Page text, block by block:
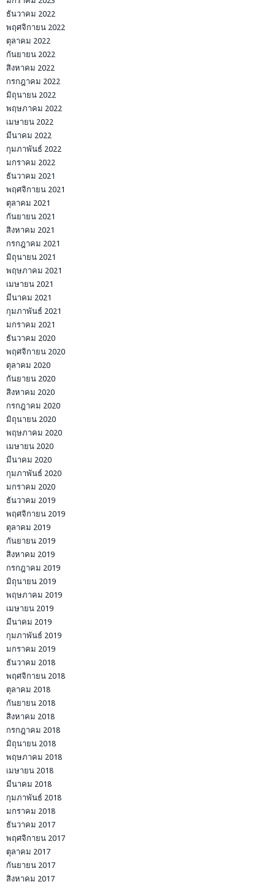
ธันวาคม 2022
พฤศจิกายน 2022
ตุลาคม 2022
กันยายน 2022
สิงหาคม 2022
กรกฎาคม 2022
มิถุนายน 2022
พฤษภาคม 2022
เมษายน 2022
มีนาคม 2022
กุมภาพันธ์ 2022
มกราคม 2022
ธันวาคม 2021
พฤศจิกายน 2021
ตุลาคม 2021
กันยายน 2021
สิงหาคม 2021
กรกฎาคม 2021
มิถุนายน 2021
พฤษภาคม 2021
เมษายน 2021
มีนาคม 2021
กุมภาพันธ์ 2021
มกราคม 2021
ธันวาคม 2020
พฤศจิกายน 2020
ตุลาคม 2020
กันยายน 2020
สิงหาคม 2020
กรกฎาคม 2020
มิถุนายน 2020
พฤษภาคม 2020
เมษายน 2020
มีนาคม 2020
กุมภาพันธ์ 2020
มกราคม 2020
ธันวาคม 2019
พฤศจิกายน 2019
ตุลาคม 2019
กันยายน 2019
สิงหาคม 2019
กรกฎาคม 2019
มิถุนายน 2019
พฤษภาคม 2019
เมษายน 2019
มีนาคม 2019
กุมภาพันธ์ 2019
มกราคม 2019
ธันวาคม 2018
พฤศจิกายน 2018
ตุลาคม 2018
กันยายน 2018
สิงหาคม 2018
กรกฎาคม 2018
มิถุนายน 2018
พฤษภาคม 2018
เมษายน 2018
มีนาคม 2018
กุมภาพันธ์ 2018
มกราคม 2018
ธันวาคม 2017
พฤศจิกายน 2017
ตุลาคม 2017
กันยายน 2017
สิงหาคม 2017